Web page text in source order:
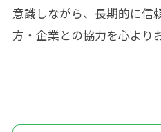
意識しながら、長期的に信
方・企業との協力を心より